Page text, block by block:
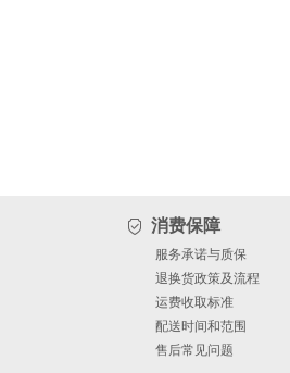
消费保障
服务承诺与质保
退换货政策及流程
运费收取标准
配送时间和范围
售后常见问题